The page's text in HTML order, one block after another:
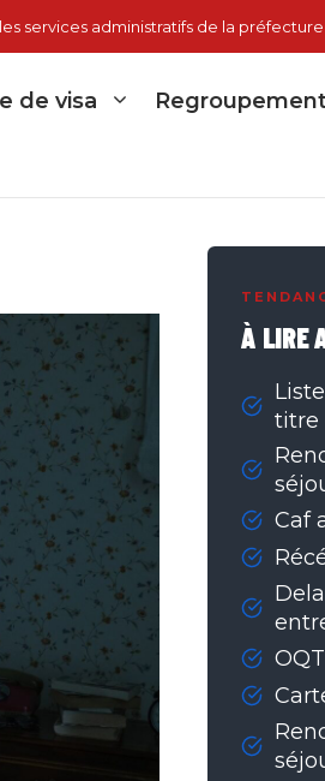
services administratifs de la préfecture
de visa
À LIRE
titre
Caf